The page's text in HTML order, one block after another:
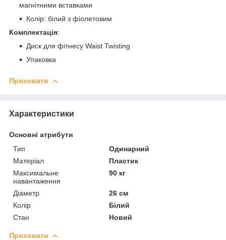
магнітними вставками
Колір: білий з фіолетовим
Комплектація:
Диск для фітнесу Waist Twisting
Упаковка
Приховати
Характеристики
Основні атрибути
Тип
Одинарний
Матеріал
Пластик
Максимальне
навантаження
90 кг
Діаметр
26 см
Колір
Білий
Стан
Новий
Приховати